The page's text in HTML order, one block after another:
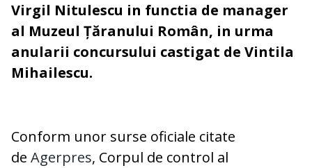
Virgil Nitulescu in functia de manager
al Muzeul Țăranului Român, in urma
anularii concursului castigat de Vintila
Mihailescu.
Conform unor surse oficiale citate
de Agerpres, Corpul de control al